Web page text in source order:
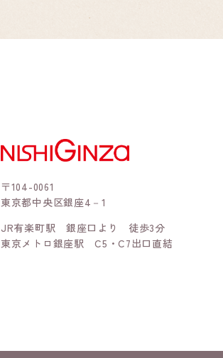
〒104-0061
東京都中央区銀座4－1
JR有楽町駅 銀座口より 徒歩3分
東京メトロ銀座駅 C5・C7出口直結